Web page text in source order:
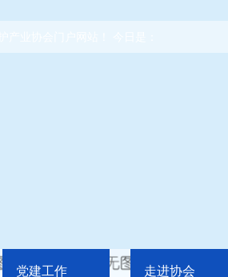
党建工作 走进协会